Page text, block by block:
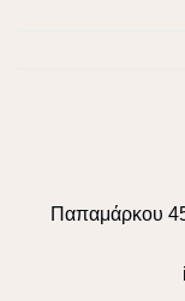
Παπαμάρκου